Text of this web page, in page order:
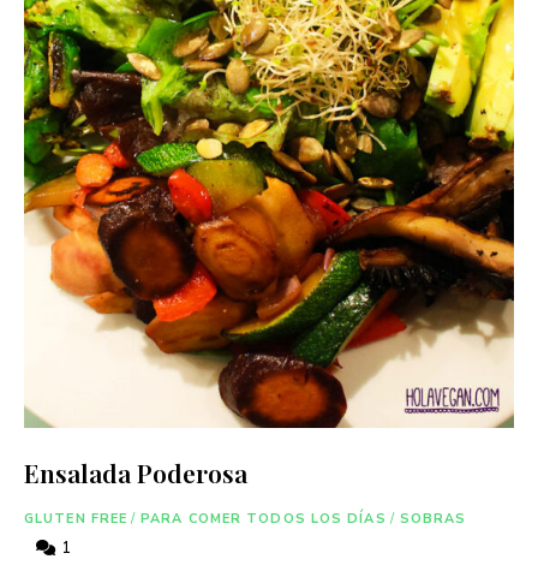
Ensalada Poderosa
GLUTEN FREE / PARA COMER TODOS LOS DÍAS / SOBRAS
1